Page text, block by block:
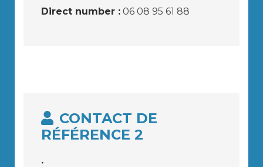
Direct number : 06 08 95 61 88
CONTACT DE
RÉFÉRENCE 2
.